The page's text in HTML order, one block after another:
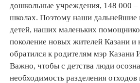
дошкольные учреждения, 148 000 –
школах. Поэтому наши дальнейшие
детей, наших маленьких
поколение новых жителей Казани и
обратился к родителям мэр
Важно, чтобы с детства люди
необходимость разделения отходов